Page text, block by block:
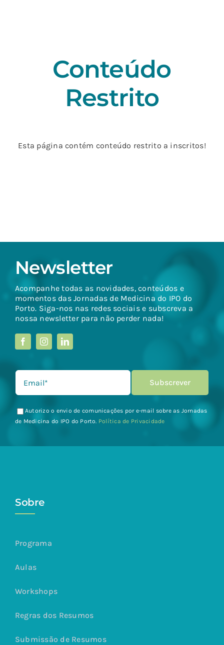
Conteúdo
Restrito
Esta página contém conteúdo restrito a inscritos!
Newsletter
Acompanhe todas as novidades, conteúdos e
momentos das Jornadas de Medicina do IPO do
Porto. Siga-nos nas redes sociais e subscreva a
nossa newsletter para não perder nada!
Autorizo o envio de comunicações por e-mail sobre as Jornadas
de Medicina do IPO do Porto. Política de Privacidade
Sobre
Programa
Aulas
Workshops
Regras dos Resumos
Submissão de Resumos